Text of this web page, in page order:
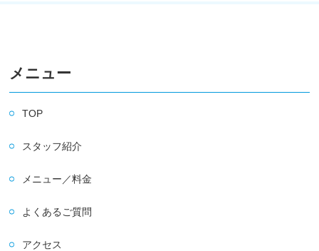
メニュー
TOP
スタッフ紹介
メニュー／料金
よくあるご質問
アクセス